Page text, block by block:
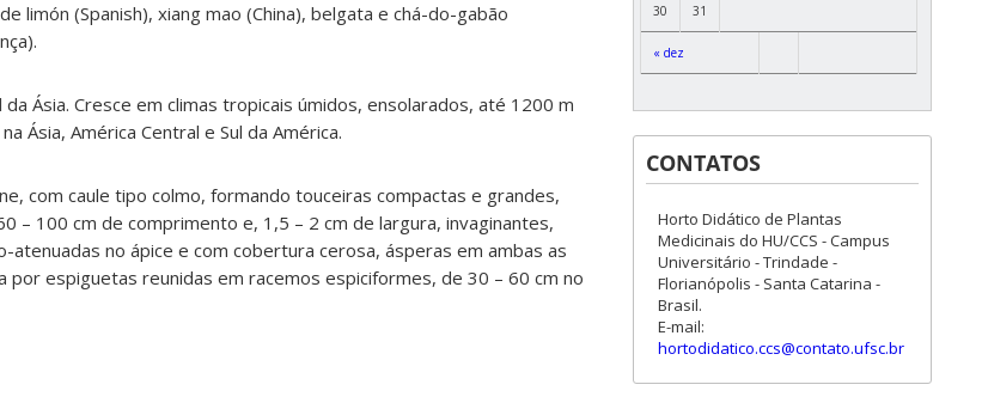
limón (Spanish), xiang mao (China), belgata e chá-do-gabão
Ásia. Cresce em climas tropicais úmidos, ensolarados, até 1200 m
Ásia, América Central e Sul da América.
com caule tipo colmo, formando touceiras compactas e grandes,
– 100 cm de comprimento e, 1,5 – 2 cm de largura, invaginantes,
atenuadas no ápice e com cobertura cerosa, ásperas em ambas as
espiguetas reunidas em racemos espiciformes, de 30 – 60 cm no
« dez
30 31
CONTATOS
Horto Didático de Plantas
Medicinais do HU/CCS - Campus
Universitário - Trindade -
Florianópolis - Santa Catarina -
Brasil.
E-mail:
hortodidatico.ccs@contato.ufsc.br